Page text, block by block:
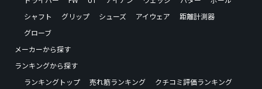
シャフト
グリップ シューズ アイウェア
距離計測器
グローブ
メーカーから探す
ランキングから探す
ランキングトップ
売れ筋ランキング
クチコミ評価ランキング